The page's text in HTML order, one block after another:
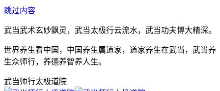
跳过内容
武当武术玄妙飘灵，武当太极行云流水，武当功夫博大精深。
世界养生看中国，中国养生属道家，道家养生在武当，武当养
生众师行，养德养智养人生。
武当师行太极道院